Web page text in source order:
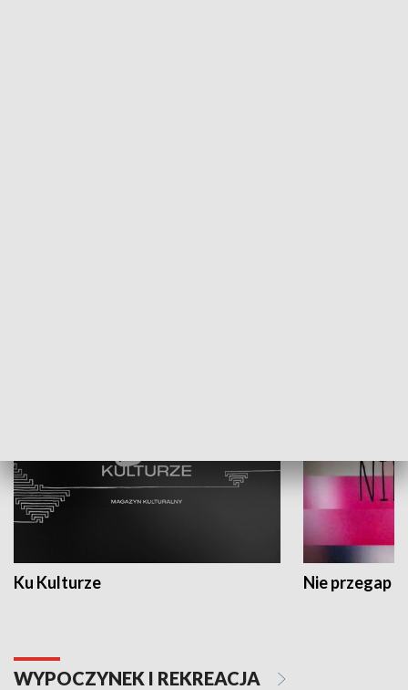
Ku Kulturze Nie przegap
WYPOCZYNEK I REKREACJA